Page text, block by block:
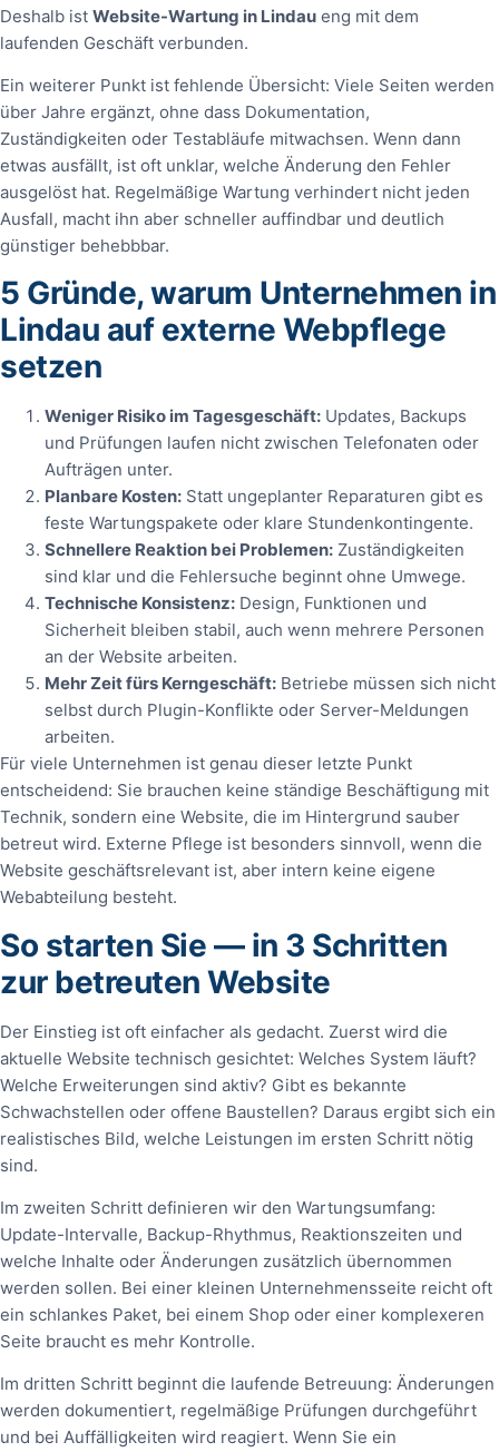
Deshalb ist Website-Wartung in Lindau eng mit dem
laufenden Geschäft verbunden.
Ein weiterer Punkt ist fehlende Übersicht: Viele Seiten werden
über Jahre ergänzt, ohne dass Dokumentation,
Zuständigkeiten oder Testabläufe mitwachsen. Wenn dann
etwas ausfällt, ist oft unklar, welche Änderung den Fehler
ausgelöst hat. Regelmäßige Wartung verhindert nicht jeden
Ausfall, macht ihn aber schneller auffindbar und deutlich
günstiger behebbbar.
5 Gründe, warum Unternehmen in
Lindau auf externe Webpflege
setzen
Weniger Risiko im Tagesgeschäft: Updates, Backups
und Prüfungen laufen nicht zwischen Telefonaten oder
Aufträgen unter.
Planbare Kosten: Statt ungeplanter Reparaturen gibt es
feste Wartungspakete oder klare Stundenkontingente.
Schnellere Reaktion bei Problemen: Zuständigkeiten
sind klar und die Fehlersuche beginnt ohne Umwege.
Technische Konsistenz: Design, Funktionen und
Sicherheit bleiben stabil, auch wenn mehrere Personen
an der Website arbeiten.
Mehr Zeit fürs Kerngeschäft: Betriebe müssen sich nicht
selbst durch Plugin-Konflikte oder Server-Meldungen
arbeiten.
Für viele Unternehmen ist genau dieser letzte Punkt
entscheidend: Sie brauchen keine ständige Beschäftigung mit
Technik, sondern eine Website, die im Hintergrund sauber
betreut wird. Externe Pflege ist besonders sinnvoll, wenn die
Website geschäftsrelevant ist, aber intern keine eigene
Webabteilung besteht.
So starten Sie — in 3 Schritten
zur betreuten Website
Der Einstieg ist oft einfacher als gedacht. Zuerst wird die
aktuelle Website technisch gesichtet: Welches System läuft?
Welche Erweiterungen sind aktiv? Gibt es bekannte
Schwachstellen oder offene Baustellen? Daraus ergibt sich ein
realistisches Bild, welche Leistungen im ersten Schritt nötig
sind.
Im zweiten Schritt definieren wir den Wartungsumfang:
Update-Intervalle, Backup-Rhythmus, Reaktionszeiten und
welche Inhalte oder Änderungen zusätzlich übernommen
werden sollen. Bei einer kleinen Unternehmensseite reicht oft
ein schlankes Paket, bei einem Shop oder einer komplexeren
Seite braucht es mehr Kontrolle.
Im dritten Schritt beginnt die laufende Betreuung: Änderungen
werden dokumentiert, regelmäßige Prüfungen durchgeführt
und bei Auffälligkeiten wird reagiert. Wenn Sie ein